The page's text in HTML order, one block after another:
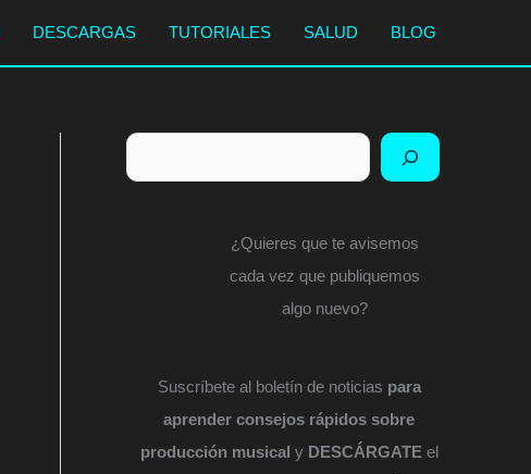
DESCARGAS TUTORIALES SALUD BLOG
Buscar
¿Quieres que te avisemos
cada vez que publiquemos
algo nuevo?
Suscríbete al boletín de noticias para
aprender consejos rápidos sobre
producción musical y DESCÁRGATEel